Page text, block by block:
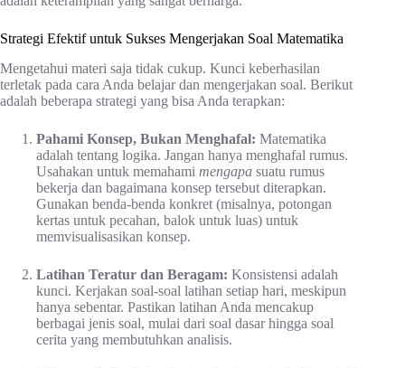
Strategi Efektif untuk Sukses Mengerjakan Soal Matematika
Mengetahui materi saja tidak cukup. Kunci keberhasilan
terletak pada cara Anda belajar dan mengerjakan soal. Berikut
adalah beberapa strategi yang bisa Anda terapkan:
Pahami Konsep, Bukan Menghafal: Matematika
adalah tentang logika. Jangan hanya menghafal rumus.
Usahakan untuk memahami mengapa suatu rumus
bekerja dan bagaimana konsep tersebut diterapkan.
Gunakan benda-benda konkret (misalnya, potongan
kertas untuk pecahan, balok untuk luas) untuk
memvisualisasikan konsep.
Latihan Teratur dan Beragam: Konsistensi adalah
kunci. Kerjakan soal-soal latihan setiap hari, meskipun
hanya sebentar. Pastikan latihan Anda mencakup
berbagai jenis soal, mulai dari soal dasar hingga soal
cerita yang membutuhkan analisis.